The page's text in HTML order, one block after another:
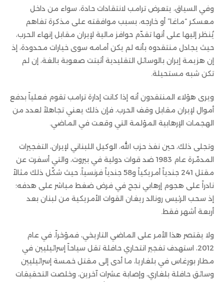
وفي السياق، يتعرض ترامب لانتقادات حادة، سواء من داخل
معسكر “ماغا” أو خارجه، بسبب موافقته على مذكرة تفاهم
يُنظر إليها على أنها تقدّم حوافز مالية لإيران مقابل إنهاء الحرب،
حيث يجادل منتقدوه بأنه لم يكن أمامه سوى خيارات محدودة، إذ
إن هزيمة إيران بالوسائل التقليدية أثبتت صعوبة بالغة، إن لم
تكن شبه مستحيلة.
ويرى هؤلاء المنتقدون أنه إذا كانت إدارة ترامب تقوم فعلياً بدفع
أموال لإيران مقابل وقف الحرب، فإن ذلك يعني تجاهلاً لعدد من
الهجمات الإرهابية المؤلمة التي وقعت في الماضي.
وتجلى ذلك، حين نفذ حزب الله، الوكيل اللبناني لإيران، التفجيرات
المدمّرة عام 1983 ضد قوات دولية في بيروت، والتي أسفرت عن
مقتل 241 جندياً أمريكياً و58 جندياً فرنسياً، حيث شكّل ذلك مثالاً
نادراً على هجوم إرهابي نجح في فرض ضغط مباشر على هدفه؛
إذ سحب الرئيس رونالد ريغان القوات الأمريكية من لبنان بعد
أربعة أشهر فقط.
ولا يقتصر هذا الأمر على الماضي التاريخي، فمؤخراً، في عام
2012، استهدف تفجير انتحاري حافلة تقل سياحاً إسرائيليين في
مطار بورغاس في بلغاريا، ما أدى إلى مقتل خمسة إسرائيليين
وسائق حافلة بلغاري، وإصابة عشرات آخرين، وخلصت التحقيقات